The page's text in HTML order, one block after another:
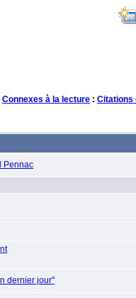
Connexes à la lecture : Citations
Pennac
dernier jour"